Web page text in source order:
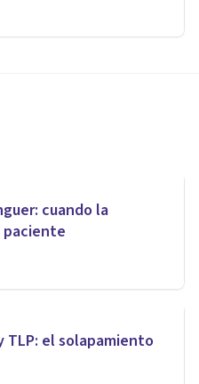
cuando la
paciente
TLP: el solapamiento